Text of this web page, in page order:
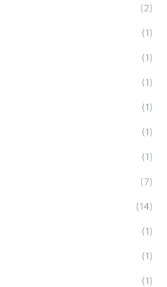
(2)
(1)
(1)
(1)
(1)
(1)
(1)
(7)
(14)
(1)
(1)
(1)